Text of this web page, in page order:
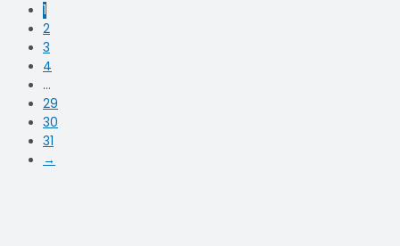
1
2
3
4
…
29
30
31
→